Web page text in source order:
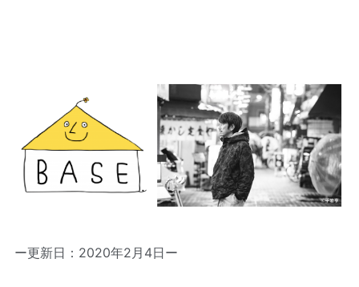
ー更新日：2020年2月4日ー